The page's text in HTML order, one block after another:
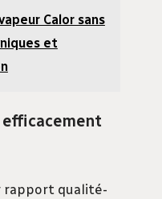
Calor sans
et
rapport qualité-